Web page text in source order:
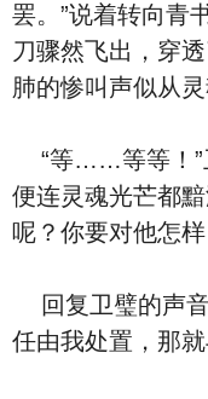
罢。”说着转向青
刀骤然飞出，穿
肺的惨叫声似从灵
“等……等等！”
便连灵魂光芒都
呢？你要对他怎样
回复卫璧的声音
任由我处置，那